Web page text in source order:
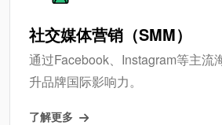
社交媒体营销（SMM）
通过Facebook、Instagram等主流
升品牌国际影响力。
了解更多